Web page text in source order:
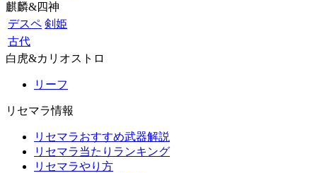
麒麟&四神
デスペ 剣姫
古代
白虎&カリオストロ
リーフ
リセマラ情報
リセマラおすすめ武器解説
リセマラ当たりランキング
リセマラやり方